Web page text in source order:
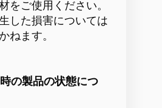
をご使用ください。
した損害については
ねます。
の製品の状態につ